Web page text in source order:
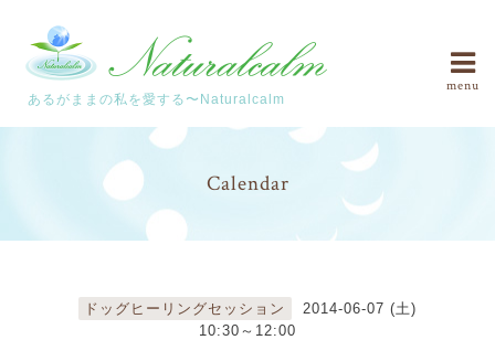
あるがままの私を愛する〜Naturalcalm
menu
Calendar
ドッグヒーリングセッション
2014-06-07 (土)
10:30～12:00